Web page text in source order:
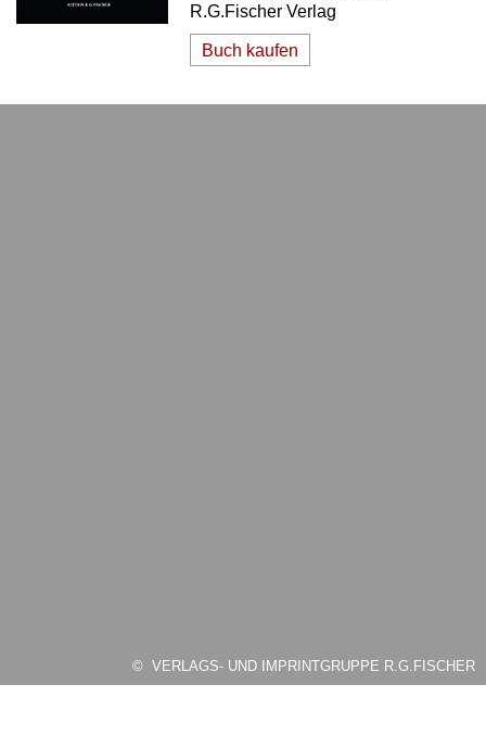
R.G.Fischer Verlag
Buch kaufen
© VERLAGS- UND IMPRINTGRUPPE R.G.FISCHER